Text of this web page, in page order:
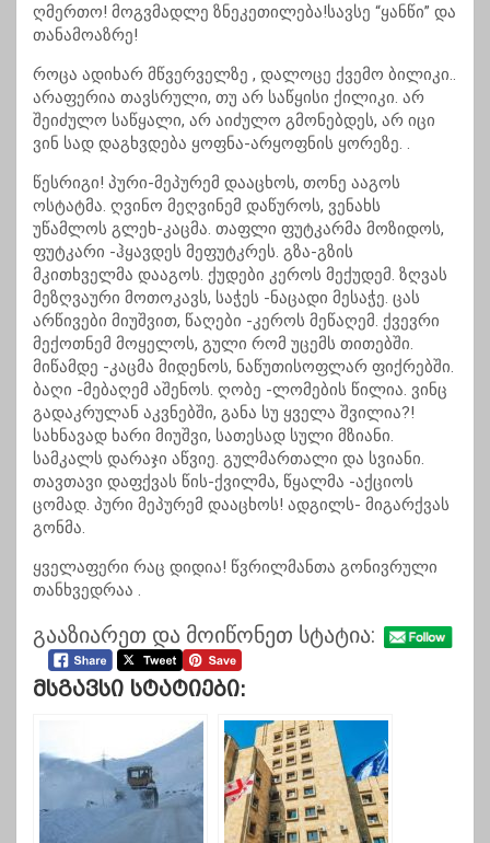
ღმერთო! მოგვმადლე ზნეკეთილება!სავსე “ყანწი” და
თანამოაზრე!
როცა ადიხარ მწვერველზე , დალოცე ქვემო ბილიკი..
არაფერია თავსრული, თუ არ საწყისი ქილიკი. არ
შეიძულო საწყალი, არ აიძულო გმონებდეს, არ იცი
ვინ სად დაგხვდება ყოფნა-არყოფნის ყორეზე. .
წესრიგი! პური-მეპურემ დააცხოს, თონე ააგოს
ოსტატმა. ღვინო მეღვინემ დაწუროს, ვენახს
უწამლოს გლეხ-კაცმა. თაფლი ფუტკარმა მოზიდოს,
ფუტკარი -ჰყავდეს მეფუტკრეს. გზა-გზის
მკითხველმა დააგოს. ქუდები კეროს მექუდემ. ზღვას
მეზღვაური მოთოკავს, საჭეს -ნაცადი მესაჭე. ცას
არწივები მიუშვით, წაღები -კეროს მეწაღემ. ქვევრი
მექოთნემ მოყელოს, გული რომ უცემს თითებში.
მიწამდე -კაცმა მიდენოს, ნაწუთისოფლარ ფიქრებში.
ბაღი -მებაღემ აშენოს. ღობე -ლომების წილია. ვინც
გადაკრულან აკვნებში, განა სუ ყველა შვილია?!
სახნავად ხარი მიუშვი, სათესად სული მზიანი.
სამკალს დარაჯი აწვიე. გულმართალი და სვიანი.
თავთავი დაფქვას წის-ქვილმა, წყალმა -აქციოს
ცომად. პური მეპურემ დააცხოს! ადგილს- მიგარქვას
გონმა.
ყველაფერი რაც დიდია! წვრილმანთა გონივრული
თანხვედრაა .
გააზიარეთ და მოიწონეთ სტატია:
Მსგავსი Სტატიები: